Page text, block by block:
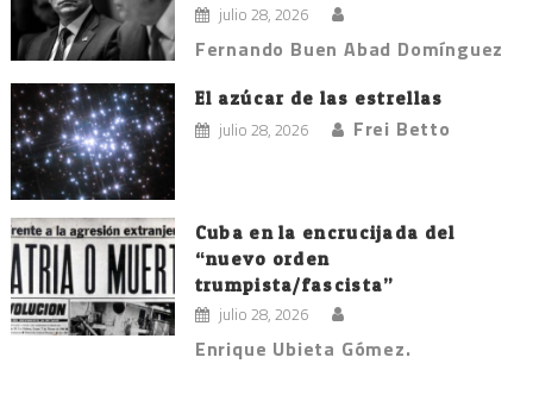
julio 28, 2026
Fernando Buen Abad Domínguez
El azúcar de las estrellas
julio 28, 2026 Frei Betto
Cuba en la encrucijada del
“nuevo orden
trumpista/fascista”
julio 28, 2026
Enrique Ubieta Gómez.